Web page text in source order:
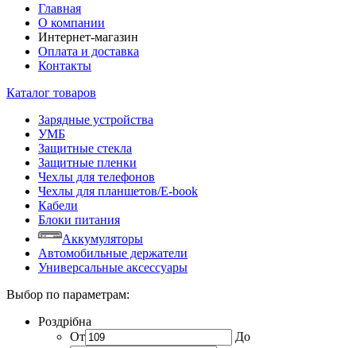
Главная
О компании
Интернет-магазин
Оплата и доставка
Контакты
Каталог товаров
Зарядные устройства
УМБ
Защитные стекла
Защитные пленки
Чехлы для телефонов
Чехлы для планшетов/E-book
Кабели
Блоки питания
Аккумуляторы
Автомобильные держатели
Универсальные аксессуары
Выбор по параметрам:
Роздрібна
От
До